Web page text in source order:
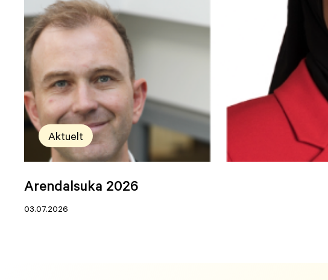
Aktuelt
Arendalsuka 2026
03.07.2026